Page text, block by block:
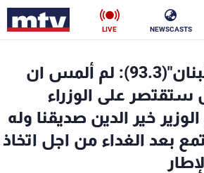
NEWSCASTS
LIVE
لأعور لـ"صوت لبنان"(93.3): لم ألمس ان
ستقتصر على الوزراء
الوزير خير الدين صديقنا وله
بعد الغداء من اجل اتخاذ
ناس